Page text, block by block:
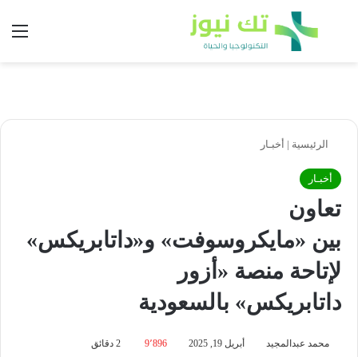
بحث عن
الرئيسية | أخبـار
أخبـار
تعاون
بين «مايكروسوفت» و«داتابريكس»
لإتاحة منصة «أزور
داتابريكس» بالسعودية
محمد عبدالمجيد أبريل 19, 2025 9٬896